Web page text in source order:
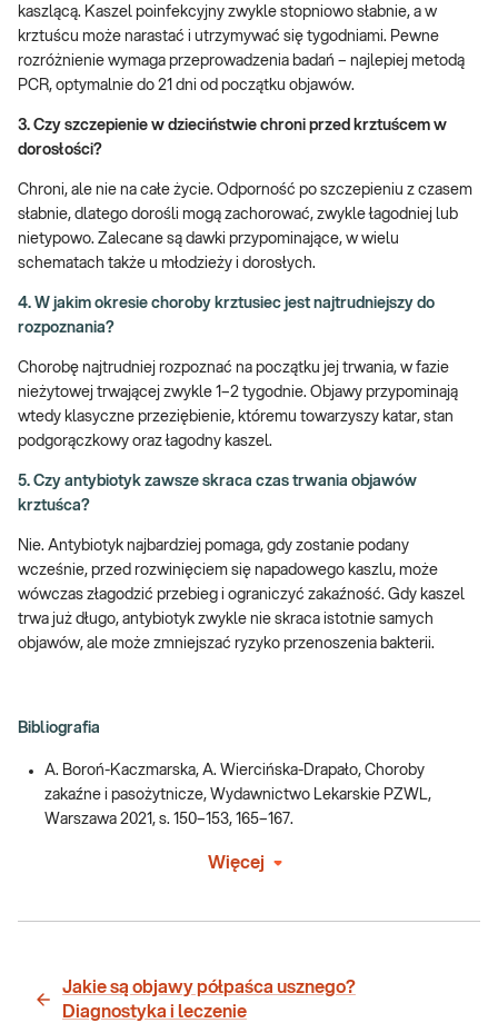
kaszlącą. Kaszel poinfekcyjny zwykle stopniowo słabnie, a w
krztuścu może narastać i utrzymywać się tygodniami. Pewne
rozróżnienie wymaga przeprowadzenia badań – najlepiej metodą
PCR, optymalnie do 21 dni od początku objawów.
3. Czy szczepienie w dzieciństwie chroni przed krztuścem w
dorosłości?
Chroni, ale nie na całe życie. Odporność po szczepieniu z czasem
słabnie, dlatego dorośli mogą zachorować, zwykle łagodniej lub
nietypowo. Zalecane są dawki przypominające, w wielu
schematach także u młodzieży i dorosłych.
4. W jakim okresie choroby krztusiec jest najtrudniejszy do
rozpoznania?
Chorobę najtrudniej rozpoznać na początku jej trwania, w fazie
nieżytowej trwającej zwykle 1–2 tygodnie. Objawy przypominają
wtedy klasyczne przeziębienie, któremu towarzyszy katar, stan
podgorączkowy oraz łagodny kaszel.
5. Czy antybiotyk zawsze skraca czas trwania objawów
krztuśca?
Nie. Antybiotyk najbardziej pomaga, gdy zostanie podany
wcześnie, przed rozwinięciem się napadowego kaszlu, może
wówczas złagodzić przebieg i ograniczyć zakaźność. Gdy kaszel
trwa już długo, antybiotyk zwykle nie skraca istotnie samych
objawów, ale może zmniejszać ryzyko przenoszenia bakterii.
Bibliografia
A. Boroń-Kaczmarska, A. Wiercińska-Drapało, Choroby
zakaźne i pasożytnicze, Wydawnictwo Lekarskie PZWL,
Warszawa 2021, s. 150–153, 165–167.
Więcej
Jakie są objawy półpaśca usznego?
Diagnostyka i leczenie